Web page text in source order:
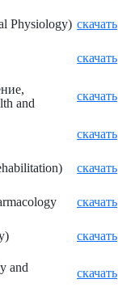
Physiology) скачать
скачать
and
скачать
скачать
скачать
скачать
скачать
and
скачать